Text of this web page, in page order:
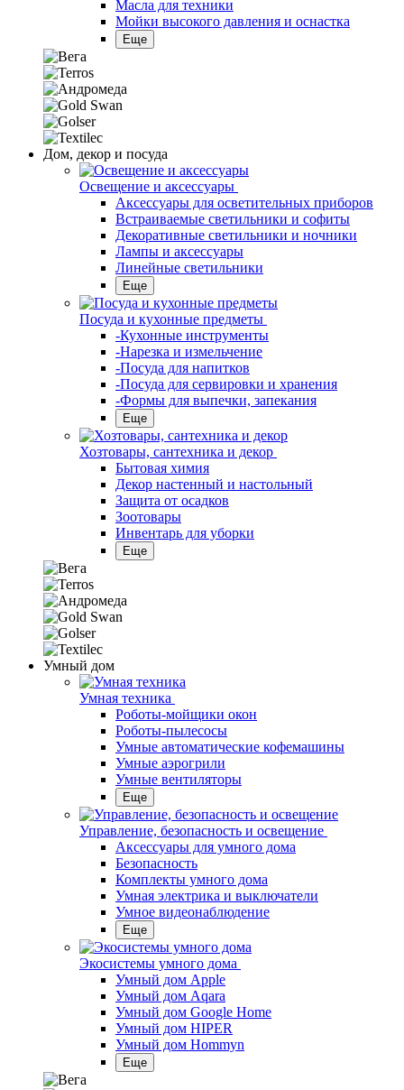
Масла для техники
Мойки высокого давления и оснастка
Еще
Дом, декор и посуда
Освещение и аксессуары
Аксессуары для осветительных приборов
Встраиваемые светильники и софиты
Декоративные светильники и ночники
Лампы и аксессуары
Линейные светильники
Еще
Посуда и кухонные предметы
-Кухонные инструменты
-Нарезка и измельчение
-Посуда для напитков
-Посуда для сервировки и хранения
-Формы для выпечки, запекания
Еще
Хозтовары, сантехника и декор
Бытовая химия
Декор настенный и настольный
Защита от осадков
Зоотовары
Инвентарь для уборки
Еще
Умный дом
Умная техника
Роботы-мойщики окон
Роботы-пылесосы
Умные автоматические кофемашины
Умные аэрогрили
Умные вентиляторы
Еще
Управление, безопасность и освещение
Аксессуары для умного дома
Безопасность
Комплекты умного дома
Умная электрика и выключатели
Умное видеонаблюдение
Еще
Экосистемы умного дома
Умный дом Apple
Умный дом Aqara
Умный дом Google Home
Умный дом HIPER
Умный дом Hommyn
Еще